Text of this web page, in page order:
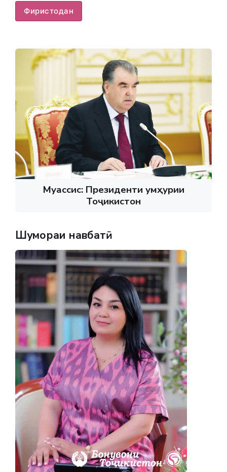
Фиристодан
Муассис: Президенти Ҷумҳурии
Тоҷикистон
Шумораи навбатӣ